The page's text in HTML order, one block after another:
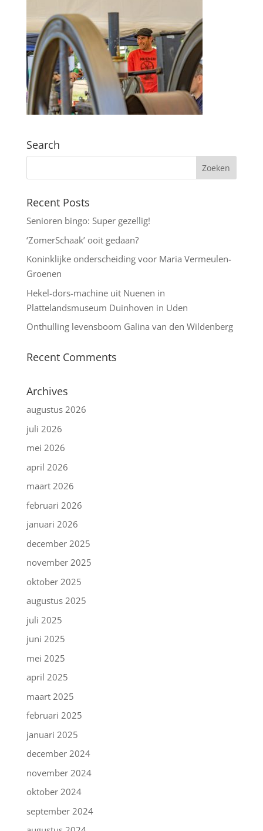
Search
Recent Posts
Senioren bingo: Super gezellig!
‘ZomerSchaak’ ooit gedaan?
Koninklijke onderscheiding voor Maria Vermeulen-
Groenen
Hekel-dors-machine uit Nuenen in
Plattelandsmuseum Duinhoven in Uden
Onthulling levensboom Galina van den Wildenberg
Recent Comments
Archives
augustus 2026
juli 2026
mei 2026
april 2026
maart 2026
februari 2026
januari 2026
december 2025
november 2025
oktober 2025
augustus 2025
juli 2025
juni 2025
mei 2025
april 2025
maart 2025
februari 2025
januari 2025
december 2024
november 2024
oktober 2024
september 2024